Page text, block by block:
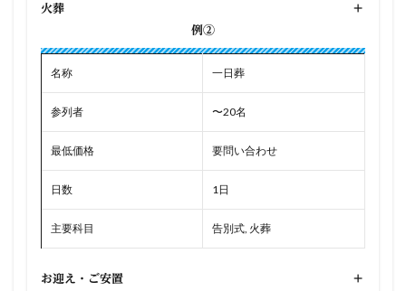
火葬
+
例②
名称 一日葬
参列者 〜20名
最低価格 要問い合わせ
日数 1日
主要科目 告別式, 火葬
お迎え・ご安置 +